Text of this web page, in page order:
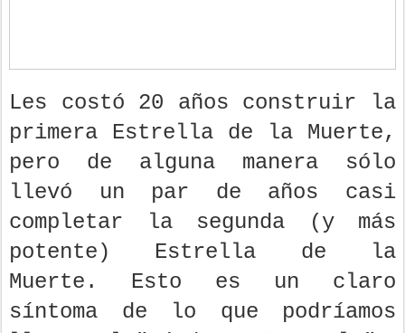
Les costó 20 años construir la
primera Estrella de la Muerte,
pero de alguna manera sólo
llevó un par de años casi
completar la segunda (y más
potente) Estrella de la
Muerte. Esto es un claro
síntoma de lo que podríamos